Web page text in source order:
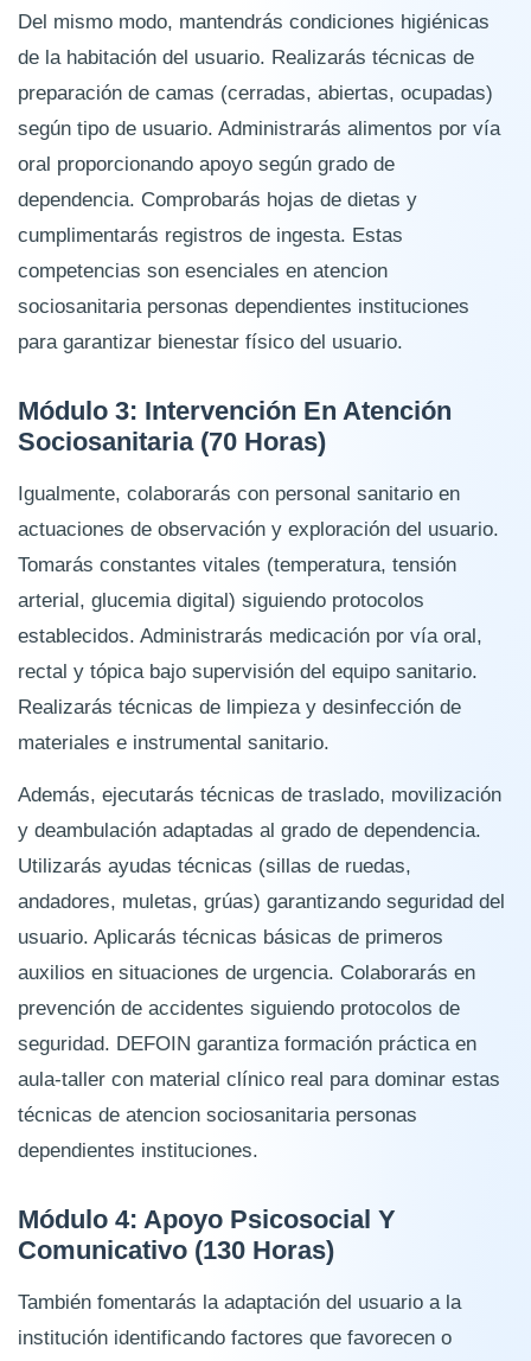
Del mismo modo, mantendrás condiciones higiénicas
de la habitación del usuario. Realizarás técnicas de
preparación de camas (cerradas, abiertas, ocupadas)
según tipo de usuario. Administrarás alimentos por vía
oral proporcionando apoyo según grado de
dependencia. Comprobarás hojas de dietas y
cumplimentarás registros de ingesta. Estas
competencias son esenciales en atencion
sociosanitaria personas dependientes instituciones
para garantizar bienestar físico del usuario.
Módulo 3: Intervención En Atención
Sociosanitaria (70 Horas)
Igualmente, colaborarás con personal sanitario en
actuaciones de observación y exploración del usuario.
Tomarás constantes vitales (temperatura, tensión
arterial, glucemia digital) siguiendo protocolos
establecidos. Administrarás medicación por vía oral,
rectal y tópica bajo supervisión del equipo sanitario.
Realizarás técnicas de limpieza y desinfección de
materiales e instrumental sanitario.
Además, ejecutarás técnicas de traslado, movilización
y deambulación adaptadas al grado de dependencia.
Utilizarás ayudas técnicas (sillas de ruedas,
andadores, muletas, grúas) garantizando seguridad del
usuario. Aplicarás técnicas básicas de primeros
auxilios en situaciones de urgencia. Colaborarás en
prevención de accidentes siguiendo protocolos de
seguridad. DEFOIN garantiza formación práctica en
aula-taller con material clínico real para dominar estas
técnicas de atencion sociosanitaria personas
dependientes instituciones.
Módulo 4: Apoyo Psicosocial Y
Comunicativo (130 Horas)
También fomentarás la adaptación del usuario a la
institución identificando factores que favorecen o